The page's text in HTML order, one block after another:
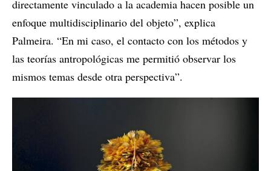
directamente vinculado a la academia hacen posible un
enfoque multidisciplinario del objeto”, explica
Palmeira. “En mi caso, el contacto con los métodos y
las teorías antropológicas me permitió observar los
mismos temas desde otra perspectiva”.